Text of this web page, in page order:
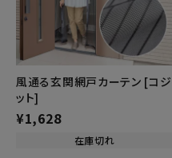
風通る玄関網戸カーテン [コジ
ット]
¥1,628
在庫切れ